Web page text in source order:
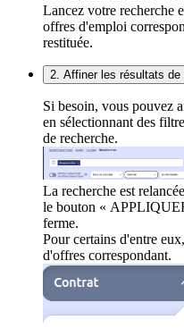
Lancez votre recherche
offres d'emploi
restituée.
2. Affiner les résultats de
Si besoin, vous pouvez
en sélectionnant des
de recherche.
La recherche est
le bouton «
ferme.
Pour certains d'entre
d'offres correspondant.